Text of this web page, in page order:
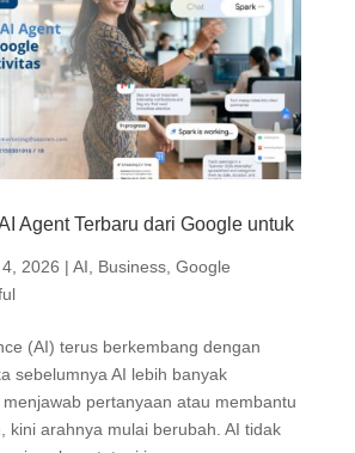
Agent Terbaru dari Google untuk
2026 | AI Business, Google
(AI) terus berkembang dengan
sebelumnya AI lebih banyak
pertanyaan atau membantu
kini arahnya mulai berubah. AI tidak